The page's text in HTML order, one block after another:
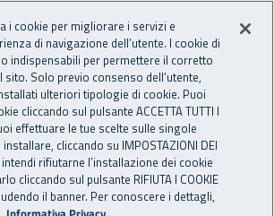
Nazionale
Apri cerca
principale
Ti trovi in:
Avvisi
esito della
i cookie per migliorare i servizi e
di navigazione dell’utente. I cookie di
indispensabili per permettere il corretto
Solo previo consenso dell’utente,
ulteriori tipologie di cookie. Puoi
cliccando sul pulsante ACCETTA TUTTI I
effettuare le tue scelte sulle singole
cliccando su IMPOSTAZIONI DEI
intendi rifiutarne l’installazione dei cookie
cliccando sul pulsante RIFIUTA I COOKIE
il banner. Per conoscere i dettagli,